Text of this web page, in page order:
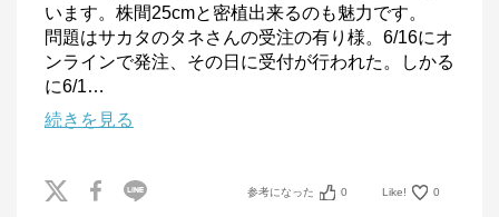
います。株間25cmと密植出来るのも魅力です。
問題はサカタのタネさんの受注の有り様。6/16にオ
ンラインで発注、その日に受付が行われた。しかる
に6/1…
続きを見る
参考になった 0 Like! 0